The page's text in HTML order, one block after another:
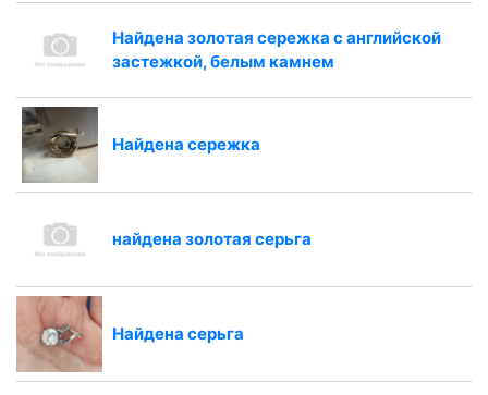
Найдена золотая сережка с английской
застежкой, белым камнем
Найдена сережка
найдена золотая серьга
Найдена серьга